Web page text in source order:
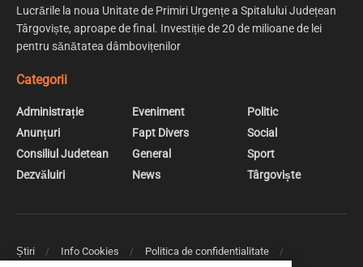
Lucrările la noua Unitate de Primiri Urgențe a Spitalului Județean
Târgoviște, aproape de final. Investiție de 20 de milioane de lei
pentru sănătatea dâmbovițenilor
Categorii
Administrație
Anunțuri
Consiliul Judetean
Dezvăluiri
Eveniment
Fapt Divers
General
News
Politic
Social
Sport
Târgoviște
Știri Info Cookies
Politica de confidentialitate